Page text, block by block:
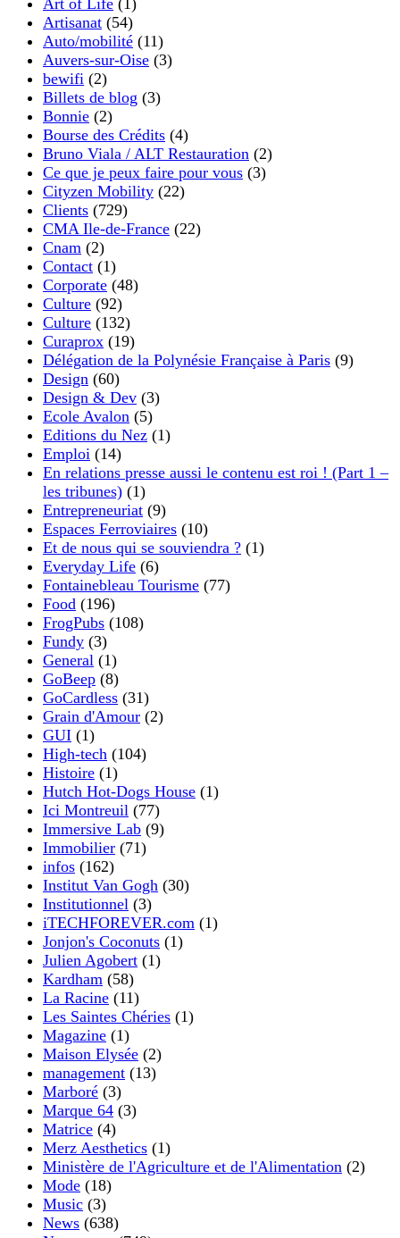
Artisanat (54)
Auto/mobilité (11)
Auvers-sur-Oise (3)
bewifi (2)
Billets de blog (3)
Bonnie (2)
Bourse des Crédits (4)
Bruno Viala / ALT Restauration (2)
Ce que je peux faire pour vous (3)
Cityzen Mobility (22)
Clients (729)
CMA Ile-de-France (22)
Cnam (2)
Contact (1)
Corporate (48)
Culture (92)
Culture (132)
Curaprox (19)
Délégation de la Polynésie Française à Paris (9)
Design (60)
Design & Dev (3)
Ecole Avalon (5)
Editions du Nez (1)
Emploi (14)
En relations presse aussi le contenu est roi ! (Part 1 –
les tribunes) (1)
Entrepreneuriat (9)
Espaces Ferroviaires (10)
Et de nous qui se souviendra ? (1)
Everyday Life (6)
Fontainebleau Tourisme (77)
Food (196)
FrogPubs (108)
Fundy (3)
General (1)
GoBeep (8)
GoCardless (31)
Grain d'Amour (2)
GUI (1)
High-tech (104)
Histoire (1)
Hutch Hot-Dogs House (1)
Ici Montreuil (77)
Immersive Lab (9)
Immobilier (71)
infos (162)
Institut Van Gogh (30)
Institutionnel (3)
iTECHFOREVER.com (1)
Jonjon's Coconuts (1)
Julien Agobert (1)
Kardham (58)
La Racine (11)
Les Saintes Chéries (1)
Magazine (1)
Maison Elysée (2)
management (13)
Marboré (3)
Marque 64 (3)
Matrice (4)
Merz Aesthetics (1)
Ministère de l'Agriculture et de l'Alimentation (2)
Mode (18)
Music (3)
News (638)